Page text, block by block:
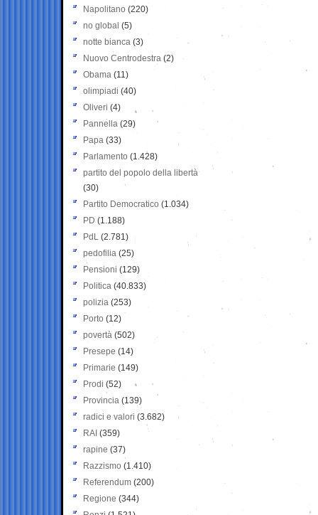
Napolitano (220)
no global (5)
notte bianca (3)
Nuovo Centrodestra (2)
Obama (11)
olimpiadi (40)
Oliveri (4)
Pannella (29)
Papa (33)
Parlamento (1.428)
partito del popolo della libertà
(30)
Partito Democratico (1.034)
PD (1.188)
PdL (2.781)
pedofilia (25)
Pensioni (129)
Politica (40.833)
polizia (253)
Porto (12)
povertà (502)
Presepe (14)
Primarie (149)
Prodi (52)
Provincia (139)
radici e valori (3.682)
RAI (359)
rapine (37)
Razzismo (1.410)
Referendum (200)
Regione (344)